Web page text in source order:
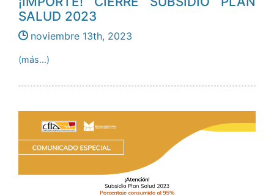
SALUD 2023
noviembre 13th, 2023
(más…)